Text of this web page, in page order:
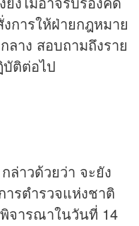
การให้ฝ่ายกฎหมาย
ลาง สอบถามถึงราย
บัติต่อไป
ล่าวด้วยว่า จะยัง
รตำรวจแห่งชาติ
จารณาในวันที่ 14